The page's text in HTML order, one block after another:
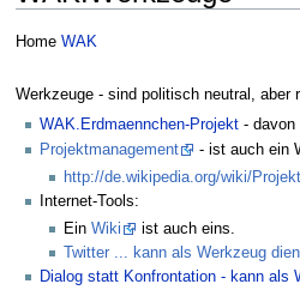
Zur
springen
Zur
springen
Home WAK
Werkzeuge - sind politisch neutral, aber
WAK.Erdmaennchen-Projekt - davon
Projektmanagement
- ist auch ein
http://de.wikipedia.org/wiki/
Internet-Tools:
EinWiki
ist auch eins.
Twitter ... kann als Werkzeug
Dialog statt Konfrontation - kann als